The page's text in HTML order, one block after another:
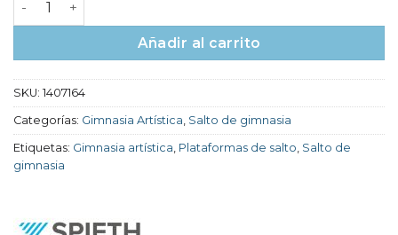
Añadir al carrito
SKU: 1407164
Categorías: Gimnasia Artística Salto de gimnasia
Etiquetas: Gimnasia artística Plataformas de salto Salto de
gimnasia